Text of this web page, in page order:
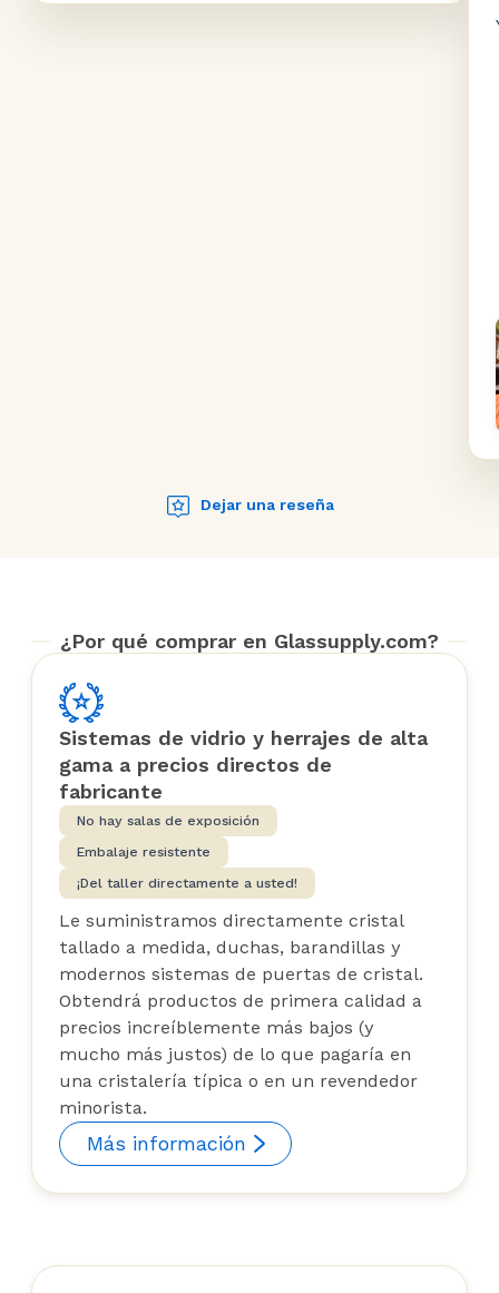
Dejar una reseña
¿Por qué comprar en Glassupply.com?
Sistemas de vidrio y herrajes de alta
gama a precios directos de
fabricante
No hay salas de exposición
Embalaje resistente
¡Del taller directamente a usted!
Le suministramos directamente cristal
tallado a medida, duchas, barandillas y
modernos sistemas de puertas de cristal.
Obtendrá productos de primera calidad a
precios increíblemente más bajos (y
mucho más justos) de lo que pagaría en
una cristalería típica o en un revendedor
minorista.
Más información